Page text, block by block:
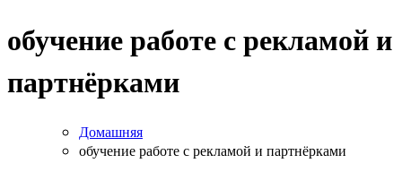
обучение работе с рекламой и
партнёрками
Домашняя
обучение работе с рекламой и партнёрками